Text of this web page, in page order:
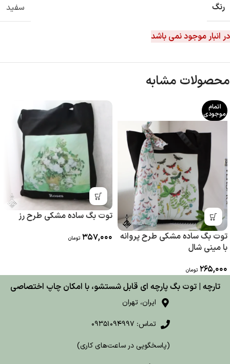
رنگ سفید
در انبار موجود نمی باشد
محصولات مشابه
اتمام
موجودی
توت بگ ساده مشکی طرح پروانه
با مینی شال
265,000 تومان
توت بگ ساده مشکی طرح رز
357,000 تومان
تارچه | توت بگ پارچه ای قابل شستشو، با امکان چاپ اختصاصی
ایران، تهران
تماس: 09351094997
(پاسخگویی در ساعت‌های کاری)